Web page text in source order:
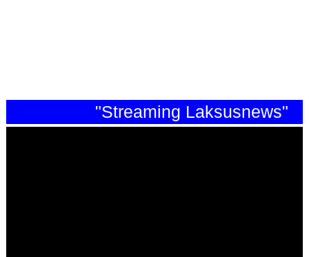
"Streaming Laksusnews"